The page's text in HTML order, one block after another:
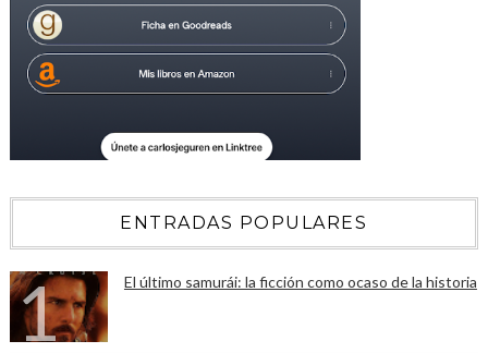
ENTRADAS POPULARES
El último samurái: la ficción como ocaso de la historia